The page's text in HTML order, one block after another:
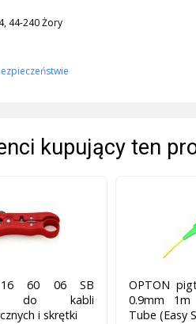
44-240 Żory
kupujący ten
16 60 06 SB
do kabli
i skrętki
OPTON
0.9mm 1m
Tube (Easy